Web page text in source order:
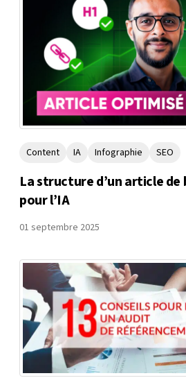
Content IA Infographie SEO
La structure d’un article
pour l’IA
01 septembre 2025